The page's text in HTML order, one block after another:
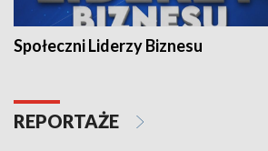
Społeczni Liderzy Biznesu
REPORTAŻE